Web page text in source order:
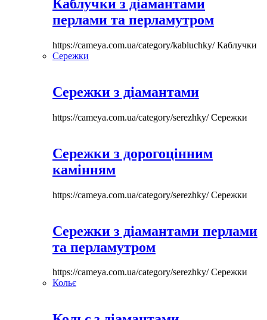
Каблучки з діамантами
перлами та перламутром
https://cameya.com.ua/category/kabluchky/Каблучки
Сережки
Сережки з діамантами
https://cameya.com.ua/category/serezhky/Сережки
Сережки з дорогоцінним
камінням
https://cameya.com.ua/category/serezhky/Сережки
Сережки з діамантами перлами
та перламутром
https://cameya.com.ua/category/serezhky/Сережки
Кольє